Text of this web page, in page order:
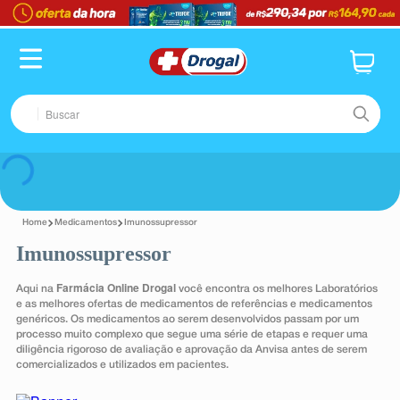
Buscar
Medicamentos Imunossupressor
Imunossupressor
Aqui na Farmácia Online Drogal você encontra os melhores Laboratórios
e as melhores ofertas de medicamentos de referências e medicamentos
genéricos. Os medicamentos ao serem desenvolvidos passam por um
processo muito complexo que segue uma série de etapas e requer uma
diligência rigoroso de avaliação e aprovação da Anvisa antes de serem
comercializados e utilizados em pacientes.
TERMOS MAIS BUSCADOS
1º fralda
2º pampers confort sec max
3º dipirona
4º lenço umedecido
6º minoxidil
º desodorante
8º absorvente
9º teste gravidez
10ºesmalte
TERMOS MAIS BUSCADOS
2º pampers confort sec max
3º dipirona
4º lenço umedecido
5º tadalafila
6º minoxidil